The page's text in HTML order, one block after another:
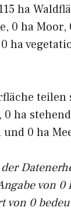
ha
0 ha Moor,
ha
ha
und 0 ha
von
von 0